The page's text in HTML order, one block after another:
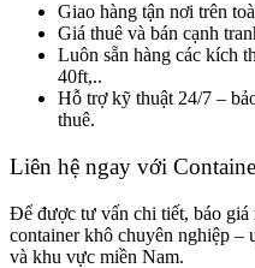
Giao hàng tận nơi trên
Giá thuê và bán cạnh
Luôn sẵn hàng các kích
40ft,..
Hỗ trợ kỹ thuật 24/7 –
thuê.
Liên hệ ngay với
Để được tư vấn chi tiết, báo giá
container khô chuyên nghiệp
và khu vực miền Nam.